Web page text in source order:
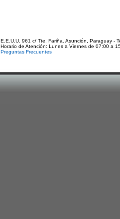
E.E.U.U. 961 c/ Tte. Fariña. Asunción, Paraguay -
Horario de Atención: Lunes a Viernes de 07:00 a
Preguntas Frecuentes